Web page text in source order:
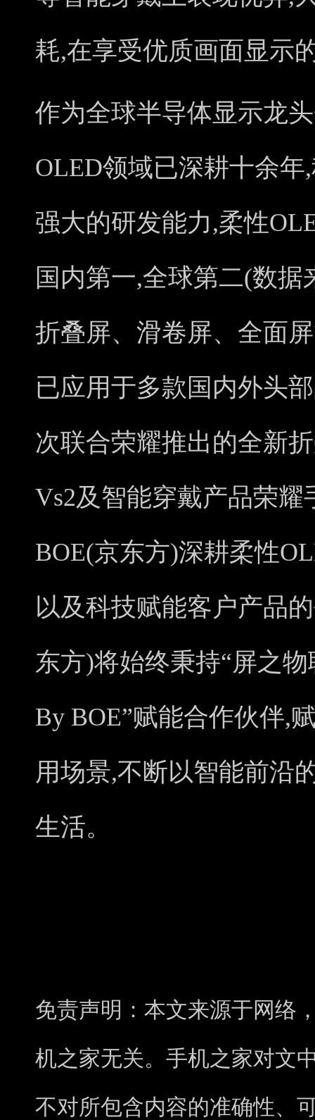
耗,在享受优质画面显示
作为全球半导体显示龙
OLED领域已深耕十余
强大的研发能力,柔性
国内第一,全球第二(数据
折叠屏、滑卷屏、全面
已应用于多款国内外头
次联合荣耀推出的全新
Vs2及智能穿戴产品荣耀
BOE(京东方)深耕柔性
以及科技赋能客户产品
东方)将始终秉持“屏之物
By BOE”赋能合作伙伴,
用场景,不断以智能前沿
生活。
免责声明：本文来源于网络
机之家无关。手机之家对文
不对所包含内容的准确性、